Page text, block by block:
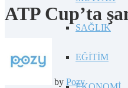
SAĞLIK
EĞİTİM
ATP Cup’ta
by Pozy